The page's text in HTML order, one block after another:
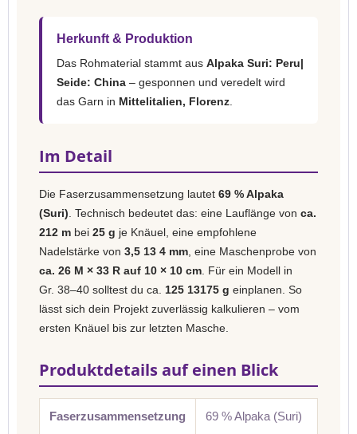
Herkunft & Produktion
Das Rohmaterial stammt aus Alpaka Suri: Peru|
Seide: China – gesponnen und veredelt wird
das Garn in Mittelitalien, Florenz
Im Detail
Die Faserzusammensetzung lautet 69 % Alpaka
(Suri) . Technisch bedeutet das: eine Lauflänge von ca.
212 m bei 25 g je Knäuel, eine empfohlene
Nadelstärke von 3,5 13 4 mm , eine Maschenprobe von
ca. 26 M × 33 R auf 10 × 10 cm . Für ein Modell in
Gr. 38–40 solltest du ca. 125 13175 g einplanen. So
lässt sich dein Projekt zuverlässig kalkulieren – vom
ersten Knäuel bis zur letzten Masche.
Produktdetails auf einen Blick
Faserzusammensetzung 69 % Alpaka (Suri)